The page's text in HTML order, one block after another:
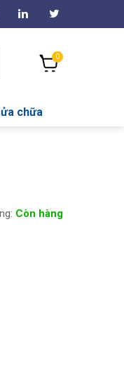
0
chữa
Còn hàng